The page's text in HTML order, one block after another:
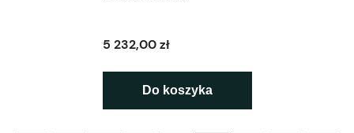
5 232,00 zł
Do koszyka